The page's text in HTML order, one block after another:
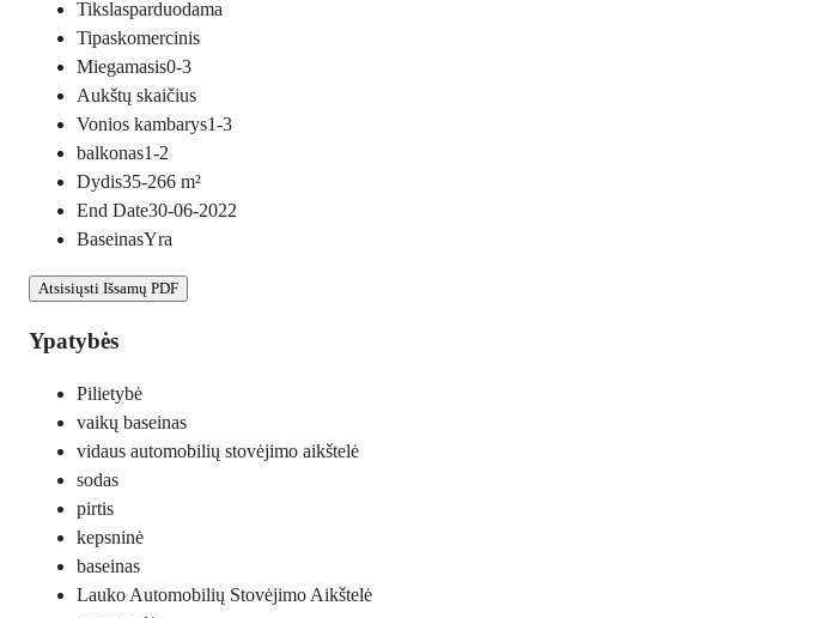
Tikslasparduodama
Tipaskomercinis
Miegamasis0-3
Aukštų skaičius
Vonios kambarys1-3
balkonas1-2
Dydis35-266 m²
End Date30-06-2022
BaseinasYra
Atsisiųsti Išsamų PDF
Ypatybės
Pilietybė
vaikų baseinas
vidaus automobilių stovėjimo aikštelė
sodas
pirtis
kepsninė
baseinas
Lauko Automobilių Stovėjimo Aikštelė